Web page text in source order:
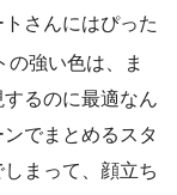
さんにはぴった
の強い色は、ま
るのに最適なん
でまとめるスタ
まって、顔立ち